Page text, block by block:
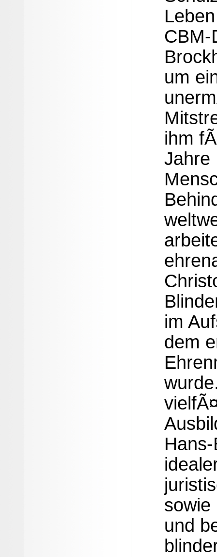
CBM-
um
ihm
Jahre
im
dem
sowie
und